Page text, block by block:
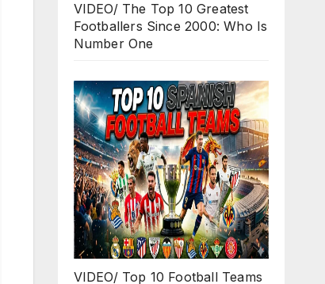
VIDEO/ The Top 10 Greatest
Footballers Since 2000: Who Is
Number One
VIDEO/ Top 10 Football Teams